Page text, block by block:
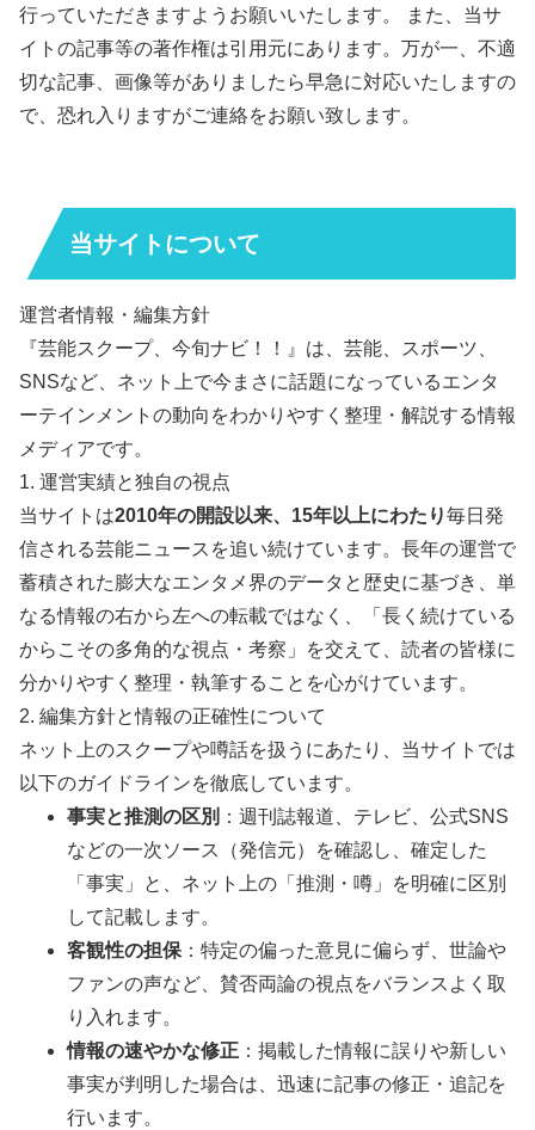
行っていただきますようお願いいたします。 また、当サ
イトの記事等の著作権は引用元にあります。万が一、不適
切な記事、画像等がありましたら早急に対応いたしますの
で、恐れ入りますがご連絡をお願い致します。
当サイトについて
運営者情報・編集方針
『芸能スクープ、今旬ナビ！！』は、芸能、スポーツ、
SNSなど、ネット上で今まさに話題になっているエンタ
ーテインメントの動向をわかりやすく整理・解説する情報
メディアです。
1. 運営実績と独自の視点
当サイトは2010年の開設以来、15年以上にわたり毎日発
信される芸能ニュースを追い続けています。長年の運営で
蓄積された膨大なエンタメ界のデータと歴史に基づき、単
なる情報の右から左への転載ではなく、「長く続けている
からこその多角的な視点・考察」を交えて、読者の皆様に
分かりやすく整理・執筆することを心がけています。
2. 編集方針と情報の正確性について
ネット上のスクープや噂話を扱うにあたり、当サイトでは
以下のガイドラインを徹底しています。
事実と推測の区別 ：週刊誌報道、テレビ、公式SNS
などの一次ソース（発信元）を確認し、確定した
「事実」と、ネット上の「推測・噂」を明確に区別
して記載します。
客観性の担保 ：特定の偏った意見に偏らず、世論や
ファンの声など、賛否両論の視点をバランスよく取
り入れます。
情報の速やかな修正 ：掲載した情報に誤りや新しい
事実が判明した場合は、迅速に記事の修正・追記を
行います。